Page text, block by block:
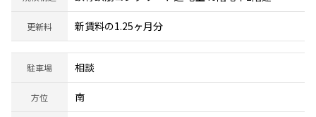
更新料 新賃料の1.25ヶ月分
駐車場 相談
方位 南